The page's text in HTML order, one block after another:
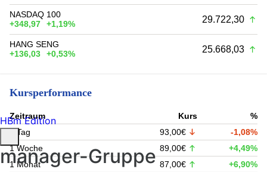
NASDAQ 100
+348,97
+1,19% 29.722,30
HANG SENG
+136,03
+0,53% 25.668,03
Kursperformance
Zeitraum Kurs
%
1 Tag
93,00€
-1,08%
1 Woche
89,00€
+4,49%
1 Monat
87,00€
+6,90%
HBm Edition
manager-Gruppe